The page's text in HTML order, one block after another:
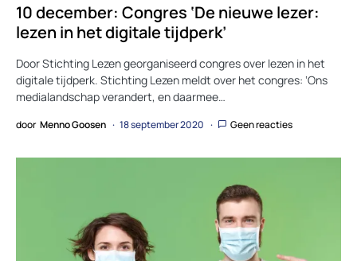
10 december: Congres ‘De nieuwe lezer:
lezen in het digitale tijdperk’
Door Stichting Lezen georganiseerd congres over lezen in het
digitale tijdperk. Stichting Lezen meldt over het congres: ‘Ons
medialandschap verandert, en daarmee…
door Menno Goosen 18 september 2020 Geen reacties